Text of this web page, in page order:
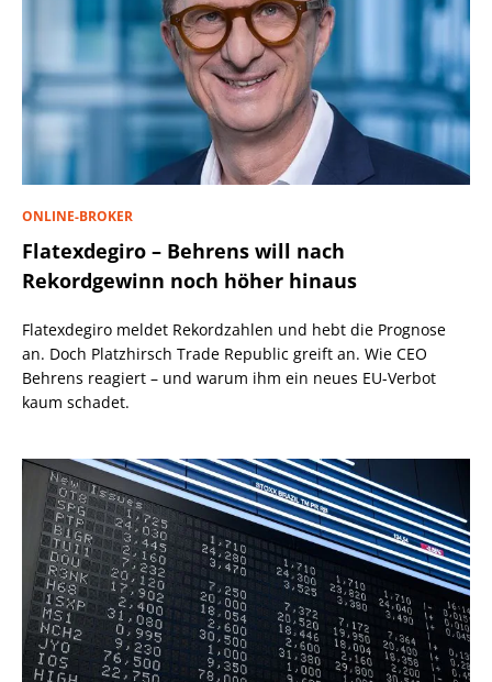
ONLINE-BROKER
Flatexdegiro – Behrens will nach
Rekordgewinn noch höher hinaus
Flatexdegiro meldet Rekordzahlen und hebt die Prognose
an. Doch Platzhirsch Trade Republic greift an. Wie CEO
Behrens reagiert – und warum ihm ein neues EU-Verbot
kaum schadet.